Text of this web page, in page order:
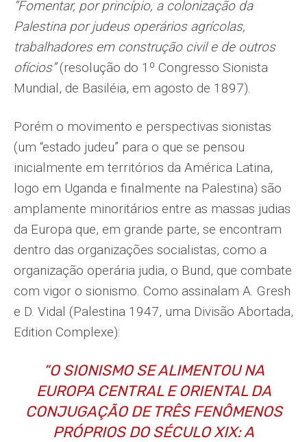
“Fomentar, por princípio, a colonização da
Palestina por judeus operários agrícolas,
trabalhadores em construção civil e de outros
ofícios”(resolução do 1º Congresso Sionista
Mundial, de Basiléia, em agosto de 1897).
Porém o movimento e perspectivas sionistas
(um “estado judeu” para o que se pensou
inicialmente em territórios da América Latina,
logo em Uganda e finalmente na Palestina) são
amplamente minoritários entre as massas judias
da Europa que, em grande parte, se encontram
dentro das organizações socialistas, como a
organização operária judia, o Bund, que combate
com vigor o sionismo. Como assinalam A. Gresh
e D. Vidal (Palestina 1947, uma Divisão Abortada,
Edition Complexe):
“O SIONISMO SE ALIMENTOU NA
EUROPA CENTRAL E ORIENTAL DA
CONJUGAÇÃO DE TRÊS FENÔMENOS
PRÓPRIOS DO SÉCULO XIX: A